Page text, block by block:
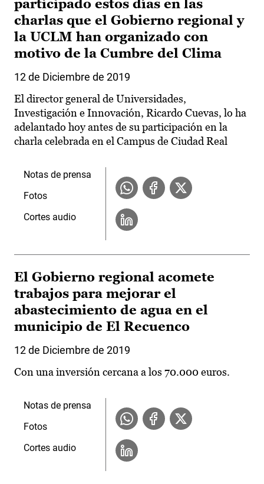
participado estos días en las
charlas que el Gobierno regional y
la UCLM han organizado con
motivo de la Cumbre del Clima
12 de Diciembre de 2019
El director general de Universidades,
Investigación e Innovación, Ricardo Cuevas, lo ha
adelantado hoy antes de su participación en la
charla celebrada en el Campus de Ciudad Real
Notas de prensa
Fotos
Cortes audio
El Gobierno regional acomete
trabajos para mejorar el
abastecimiento de agua en el
municipio de El Recuenco
12 de Diciembre de 2019
Con una inversión cercana a los 70.000 euros.
Notas de prensa
Fotos
Cortes audio